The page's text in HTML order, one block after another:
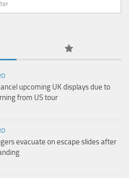
upcoming UK displays due to
from US tour
evacuate on escape slides after